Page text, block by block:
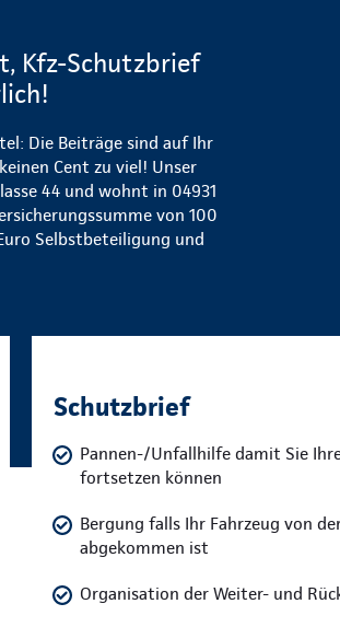
Kfz-Schutzbrief
Die Beiträge sind auf Ihr
Cent zu viel! Unser
44 und wohnt in 04931
von 100
Selbstbeteiligung und
Schutzbrief
Pannen-/Unfallhilfe damit Sie
fortsetzen können
Bergung falls Ihr Fahrzeug von
abgekommen ist
Organisation der Weiter- und